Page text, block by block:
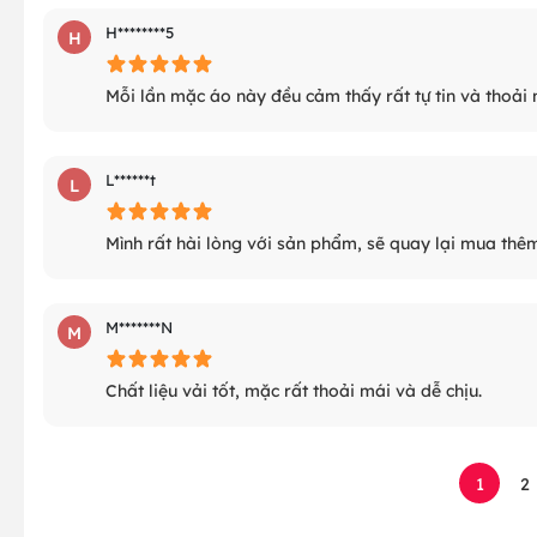
H H********5
Mỗi lần mặc áo này đều cảm thấy rất tự tin và thoải
L L******t
Mình rất hài lòng với sản phẩm, sẽ quay lại mua
M M*******N
Chất liệu vải tốt, mặc rất thoải mái và dễ chịu.
1 2